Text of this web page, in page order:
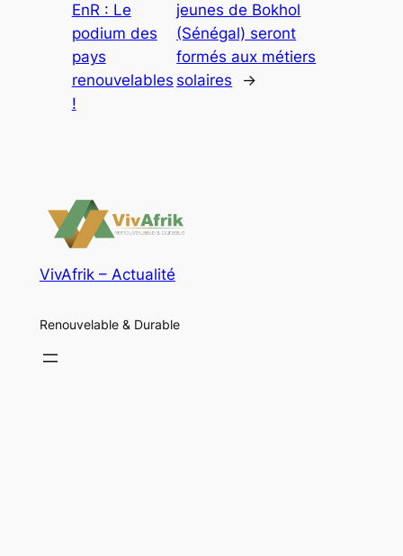
EnR : Le
podium des
pays
renouvelables
!
jeunes de Bokhol
(Sénégal) seront
formés aux métiers
solaires
→
VivAfrik – Actualité
Renouvelable & Durable